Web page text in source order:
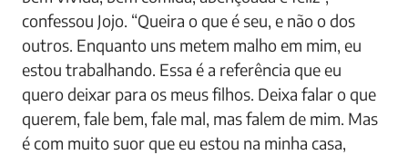
confessou Jojo. “Queira o que é seu, e não o dos
outros. Enquanto uns metem malho em mim, eu
estou trabalhando. Essa é a referência que eu
quero deixar para os meus filhos. Deixa falar o que
querem, fale bem, fale mal, mas falem de mim. Mas
é com muito suor que eu estou na minha casa,